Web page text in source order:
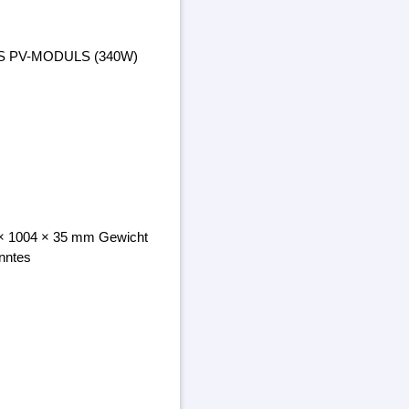
PV-MODULS (340W)
1004 × 35 mm Gewicht